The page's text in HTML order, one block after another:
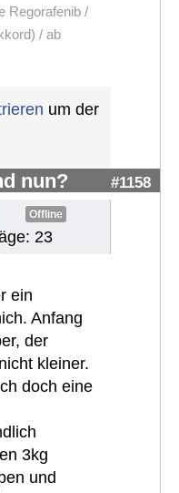
Regorafenib /
/ ab
um der
nun? #1158
Offline
23
ein
Anfang
der
kleiner.
doch eine
3kg
und